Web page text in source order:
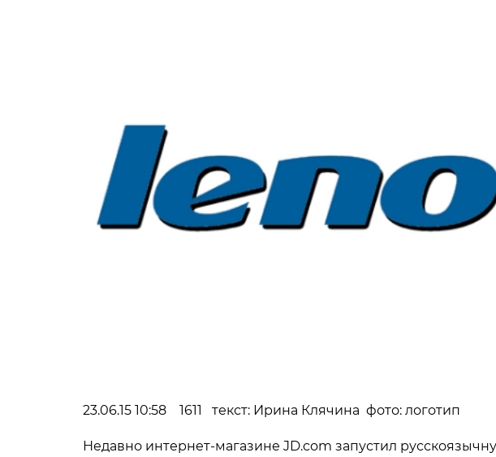
23.06.15 10:58 1611 текст: Ирина Клячина фото: логотип
Недавно интернет-магазине JD.com запустил